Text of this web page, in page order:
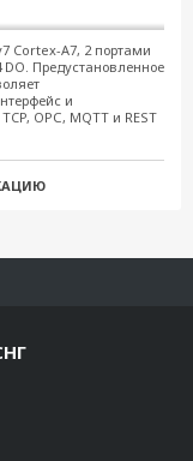
Cortex-A7, 2 портами
DO. Предустановленное
и
OPС, MQTT и REST